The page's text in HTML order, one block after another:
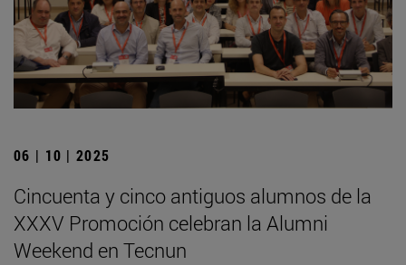
06 | 10 | 2025
Cincuenta y cinco antiguos alumnos de la
XXXV Promoción celebran la Alumni
Weekend en Tecnun